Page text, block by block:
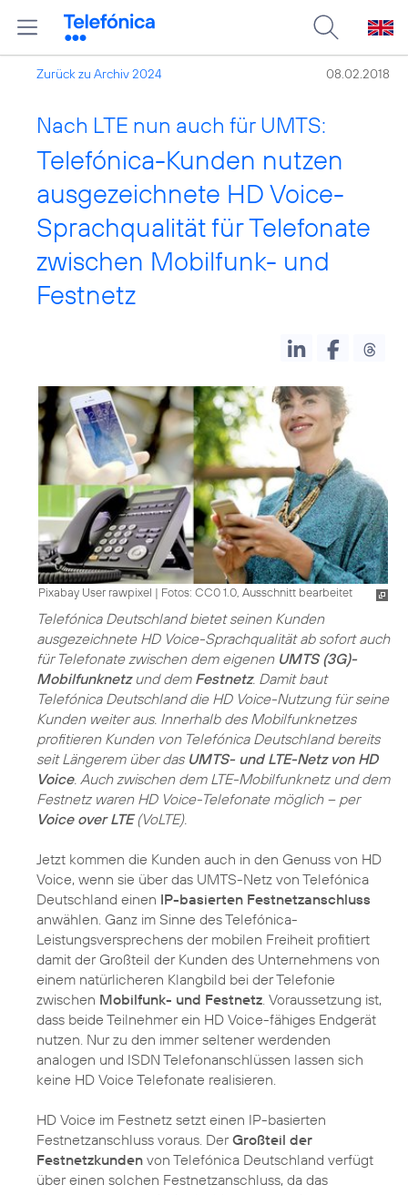
Zurück zu Archiv 2024 08.02.2018
Nach LTE nun auch für UMTS:
Telefónica-Kunden nutzen
ausgezeichnete HD Voice-
Sprachqualität für Telefonate
zwischen Mobilfunk- und
Festnetz
Pixabay User rawpixel | Fotos: CC0 1.0, Ausschnitt bearbeitet
Telefónica Deutschland bietet seinen Kunden
ausgezeichnete HD Voice-Sprachqualität ab sofort auch
für Telefonate zwischen dem eigenen UMTS (3G)-
Mobilfunknetzund dem Festnetz. Damit baut
Telefónica Deutschland die HD Voice-Nutzung für seine
Kunden weiter aus. Innerhalb des Mobilfunknetzes
profitieren Kunden von Telefónica Deutschland bereits
seit Längerem über das UMTS- und LTE-Netz von HD
Voice. Auch zwischen dem LTE-Mobilfunknetz und dem
Festnetz waren HD Voice-Telefonate möglich – per
Voice over LTE(VoLTE).
Jetzt kommen die Kunden auch in den Genuss von HD
Voice, wenn sie über das UMTS-Netz von Telefónica
Deutschland einen IP-basierten Festnetzanschluss
anwählen. Ganz im Sinne des Telefónica-
Leistungsversprechens der mobilen Freiheit profitiert
damit der Großteil der Kunden des Unternehmens von
einem natürlicheren Klangbild bei der Telefonie
zwischen Mobilfunk- und Festnetz . Voraussetzung ist,
dass beide Teilnehmer ein HD Voice-fähiges Endgerät
nutzen. Nur zu den immer seltener werdenden
analogen und ISDN Telefonanschlüssen lassen sich
keine HD Voice Telefonate realisieren.
HD Voice im Festnetz setzt einen IP-basierten
Festnetzanschluss voraus. DerGroßteil der
Festnetzkunden von Telefónica Deutschland verfügt
über einen solchen Festnetzanschluss, da das